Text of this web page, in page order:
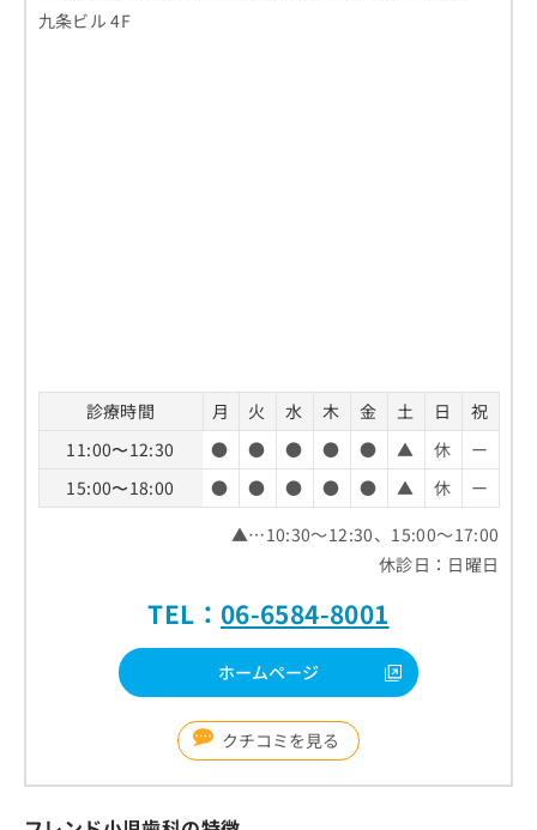
九条ビル 4F
診療時間 月 火 水 木 金 土 日
祝
11:00〜12:30
● ● ● ● ● ▲ 休
ー
15:00〜18:00
● ● ● ● ● ▲ 休
ー
▲…10:30～12:30、15:00～17:00
休診日：日曜日
TEL： 06-6584-8001
ホームページ
クチコミを見る